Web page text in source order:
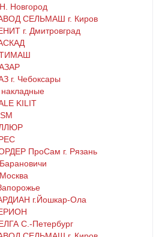
Н. Новгород
СЕЛЬМАШ г. Киров
г. Дмитровград
г. Чебоксары
KILIT
ПроСам г. Рязань
Барановичи
Москва
г.Йошкар-Ола
С.-Петербург